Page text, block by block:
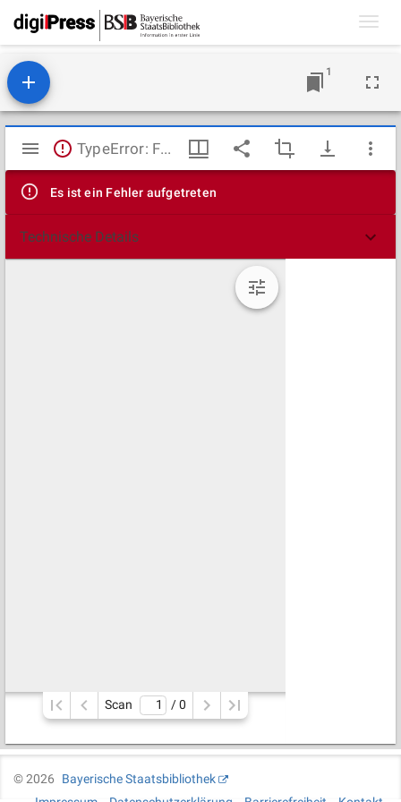
1
Mirador
Viewer
TypeError: Failed to fetch
Es ist ein Fehler aufgetreten
Technische Details
Scan / 0
©2026
Bayerische Staatsbibliothek